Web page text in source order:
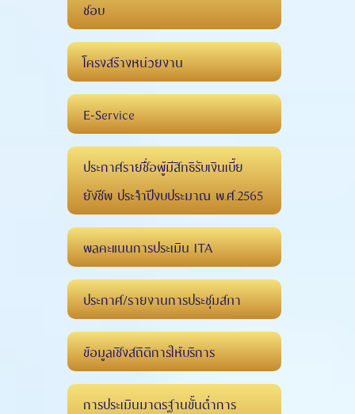
ชอบ
โครงสร้างหน่วยงาน
E-Service
ประกาศรายชื่อผู้มีสิทธิรับเงินเบี้ย
ยังชีพ ประจำปีงบประมาณ พ.ศ.2565
ผลคะแนนการประเมิน ITA
ประกาศ/รายงานการประชุมสภา
ข้อมูลเชิงสถิติการให้บริการ
การประเมินมาตรฐานขั้นต่ำการ